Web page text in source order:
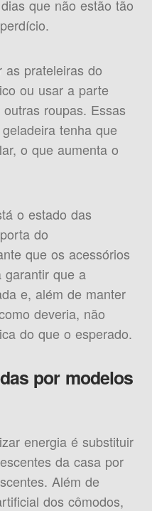
que não estão tão
as prateleiras do
ou usar a parte
roupas. Essas
tenha que
o que aumenta o
o estado das
do
que os acessórios
garantir que a
e, além de manter
deveria, não
do que o esperado.
por modelos
energia é substituir
da casa por
Além de
dos cômodos,